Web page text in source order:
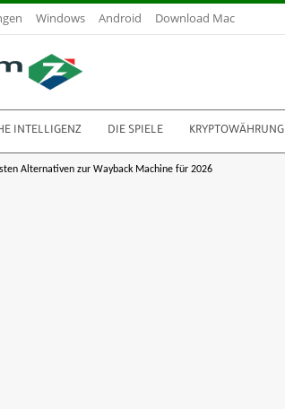
Windows Android Download Mac
INTELLIGENZ DIE SPIELE KRYPTOWÄHRUNG
Alternativen zur Wayback Machine für 2026